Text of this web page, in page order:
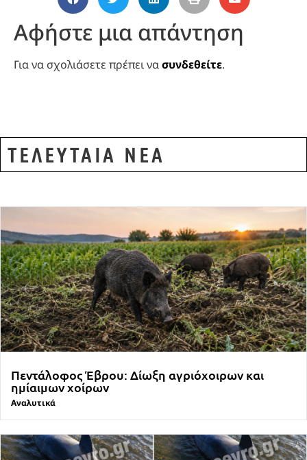
Αφήστε μια απάντηση
Για να σχολιάσετε πρέπει νασυνδεθείτε.
ΤΕΛΕΥΤΑΙΑ ΝΕΑ
Πεντάλοφος Έβρου: Δίωξη αγριόχοιρων και
ημίαιμων χοίρων
Αναλυτικά